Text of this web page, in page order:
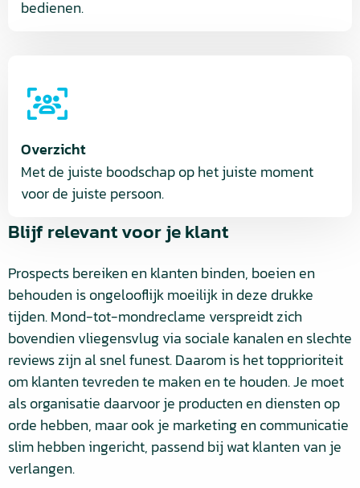
bedienen.
Overzicht
Met de juiste boodschap op het juiste moment
voor de juiste persoon.
Blijf relevant voor je klant
Prospects bereiken en klanten binden, boeien en
behouden is ongelooflijk moeilijk in deze drukke
tijden. Mond-tot-mondreclame verspreidt zich
bovendien vliegensvlug via sociale kanalen en slechte
reviews zijn al snel funest. Daarom is het topprioriteit
om klanten tevreden te maken en te houden. Je moet
als organisatie daarvoor je producten en diensten op
orde hebben, maar ook je marketing en communicatie
slim hebben ingericht, passend bij wat klanten van je
verlangen.